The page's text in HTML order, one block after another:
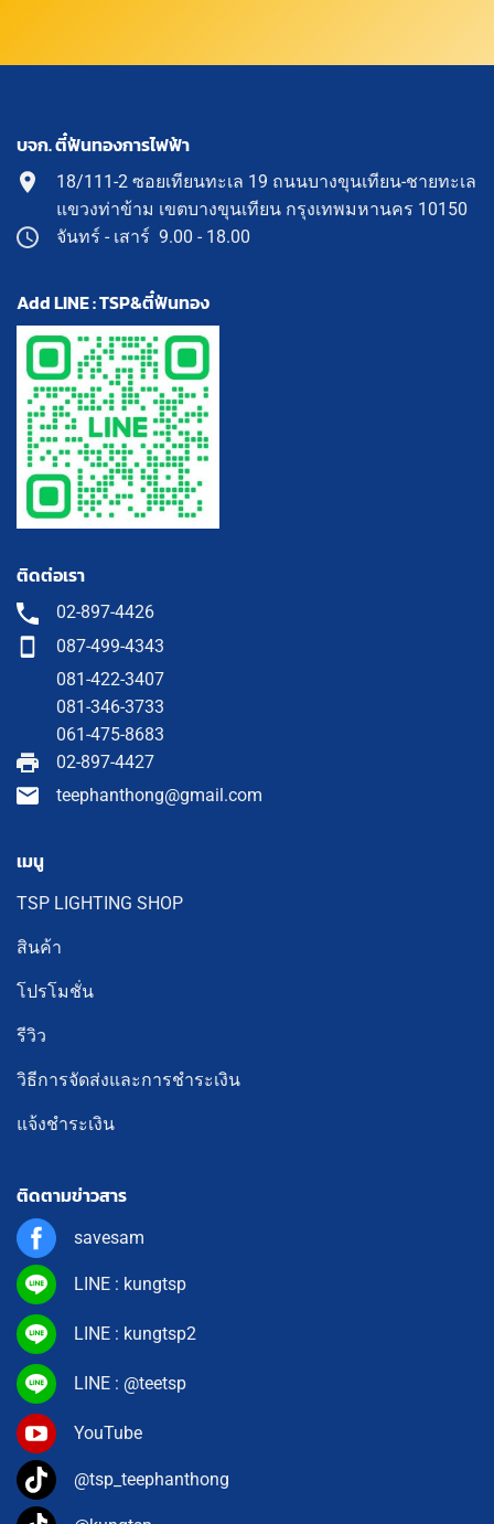
บจก. ตี๋ฟันทองการไฟฟ้า
18/111-2 ซอยเทียนทะเล 19 ถนนบางขุนเทียน-ชายทะเล
แขวงท่าข้าม เขตบางขุนเทียน กรุงเทพมหานคร 10150
จันทร์ - เสาร์ 9.00 - 18.00
Add LINE : TSP&ตี๋ฟันทอง
ติดต่อเรา
02-897-4426
087-499-4343
081-422-3407
081-346-3733
061-475-8683
02-897-4427
teephanthong@gmail.com
เมนู
TSP LIGHTING SHOP
สินค้า
โปรโมชั่น
รีวิว
วิธีการจัดส่งและการชำระเงิน
แจ้งชำระเงิน
ติดตามข่าวสาร
savesam
LINE : kungtsp
LINE : kungtsp2
LINE : @teetsp
YouTube
@tsp_teephanthong